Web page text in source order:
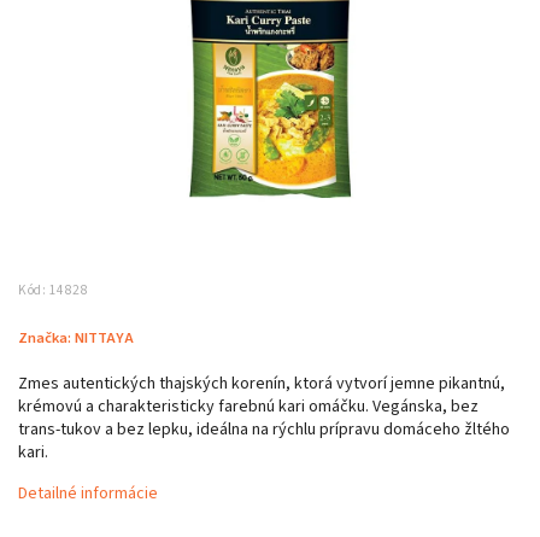
Kód: 14828
Značka: NITTAYA
Zmes autentických thajských korenín, ktorá vytvorí jemne pikantnú,
krémovú a charakteristicky farebnú kari omáčku. Vegánska, bez
trans‑tukov a bez lepku, ideálna na rýchlu prípravu domáceho žltého
kari.
Detailné informácie